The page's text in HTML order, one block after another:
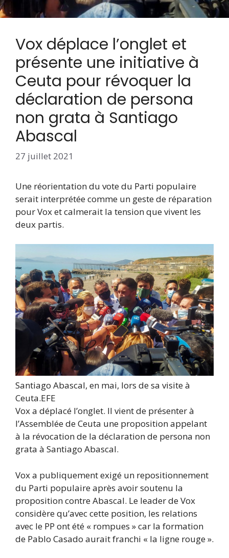
Vox déplace l’onglet et
présente une initiative à
Ceuta pour révoquer la
déclaration de persona
non grata à Santiago
Abascal
27 juillet 2021
Une réorientation du vote du Parti populaire
serait interprétée comme un geste de réparation
pour Vox et calmerait la tension que vivent les
deux partis.
Santiago Abascal, en mai, lors de sa visite à
Ceuta.EFE
Vox a déplacé l’onglet. Il vient de présenter à
l’Assemblée de Ceuta une proposition appelant
à la révocation de la déclaration de persona non
grata à Santiago Abascal.
Vox a publiquement exigé un repositionnement
du Parti populaire après avoir soutenu la
proposition contre Abascal. Le leader de Vox
considère qu’avec cette position, les relations
avec le PP ont été « rompues » car la formation
de Pablo Casado aurait franchi « la ligne rouge ».